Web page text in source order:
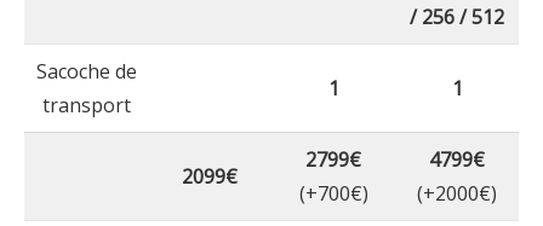
/ 256 / 512
Sacoche de
transport
1 1
2099€
2799€
(+700€)
4799€
(+2000€)